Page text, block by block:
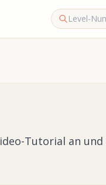
Tutorial an